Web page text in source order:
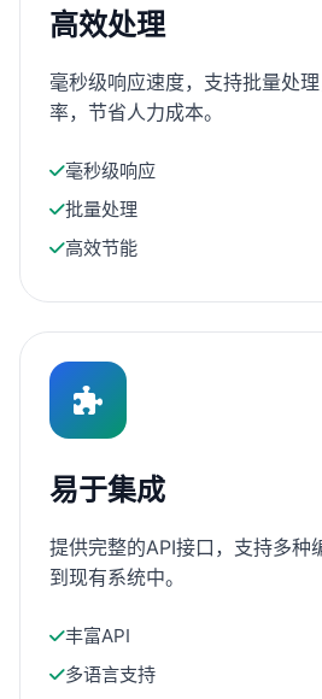
高效处理
毫秒级响应速度，支持批量处
率，节省人力成本。
毫秒级响应
批量处理
高效节能
易于集成
提供完整的API接口，支持多种
到现有系统中。
丰富API
多语言支持